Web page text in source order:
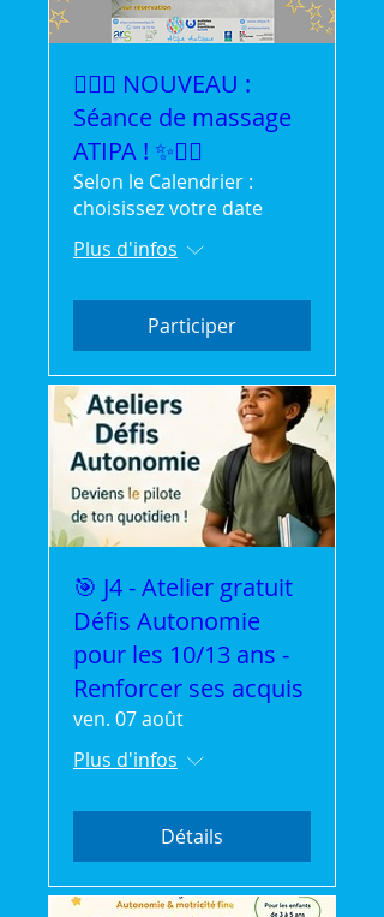
💆‍♀️✨ NOUVEAU :
Séance de massage
ATIPA ! ✨💆‍♂️
Selon le Calendrier :
choisissez votre date
Plus d'infos
Participer
🎯 J4 - Atelier gratuit
Défis Autonomie
pour les 10/13 ans -
Renforcer ses acquis
ven. 07 août
Plus d'infos
Détails